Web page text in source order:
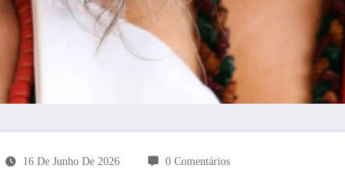
16 De Junho De 2026 0 Comentários